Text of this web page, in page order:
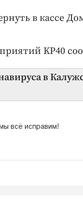
в кассе
KP40
в
всё исправим!